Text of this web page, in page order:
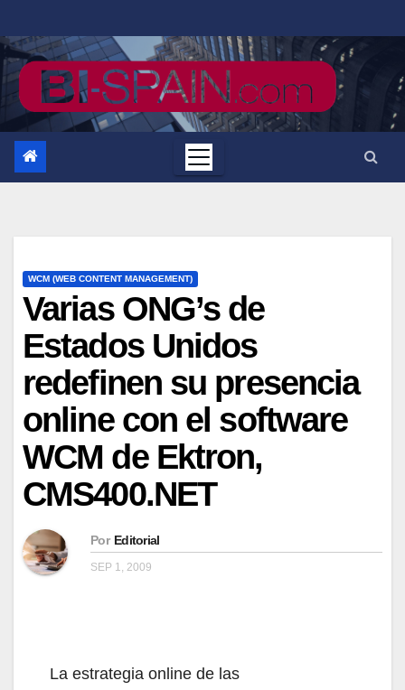
al
contenido
WCM (WEB CONTENT MANAGEMENT)
Varias ONG’s de
Estados Unidos
redefinen su presencia
online con el software
WCM de Ektron,
CMS400.NET
Por Editorial
SEP 1, 2009
La estrategia online de las